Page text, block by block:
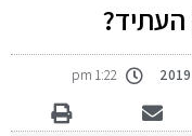
1:22 pm